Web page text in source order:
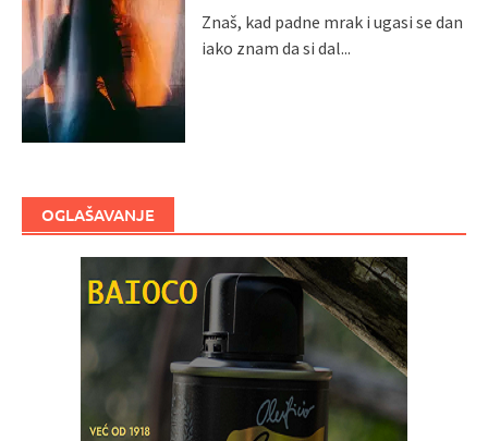
Znaš, kad padne mrak i ugasi se dan
iako znam da si dal...
OGLAŠAVANJE